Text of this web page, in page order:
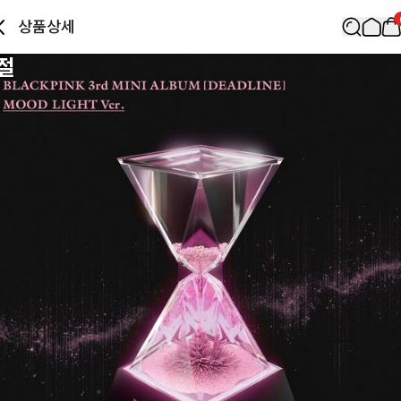
상품상세